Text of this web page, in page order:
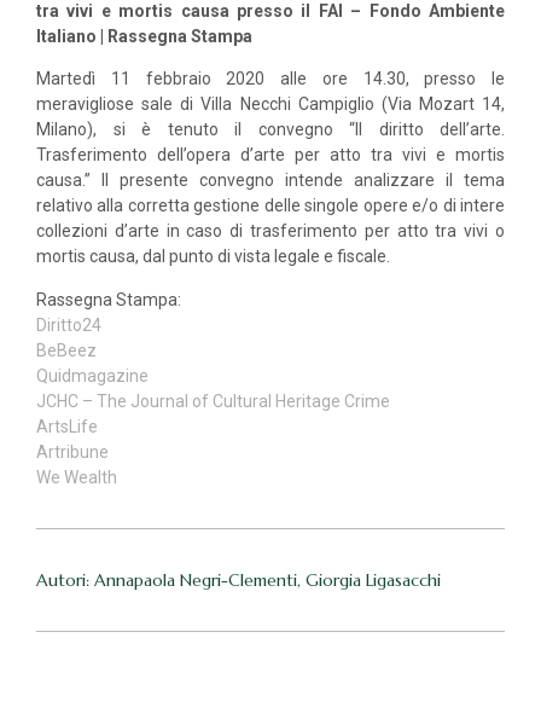
tra vivi e mortis causa presso il FAI – Fondo Ambiente
Italiano | Rassegna Stampa
Martedì 11 febbraio 2020 alle ore 14.30, presso le
meravigliose sale di Villa Necchi Campiglio (Via Mozart 14,
Milano), si è tenuto il convegno “Il diritto dell’arte.
Trasferimento dell’opera d’arte per atto tra vivi e mortis
causa.” Il presente convegno intende analizzare il tema
relativo alla corretta gestione delle singole opere e/o di intere
collezioni d’arte in caso di trasferimento per atto tra vivi o
mortis causa, dal punto di vista legale e fiscale.
Rassegna Stampa:
Diritto24
BeBeez
Quidmagazine
JCHC – The Journal of Cultural Heritage Crime
ArtsLife
Artribune
We Wealth
Autori: Annapaola Negri-Clementi, Giorgia Ligasacchi